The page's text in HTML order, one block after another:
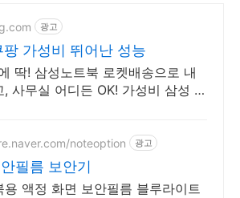
광고
가성비 뛰어난 성능
딱! 삼성노트북 로켓배송으로 내
사무실 어디든 OK! 가성비 삼성 노
noteoption 광고
필름 보안기
액정 화면 보안필름 블루라이트